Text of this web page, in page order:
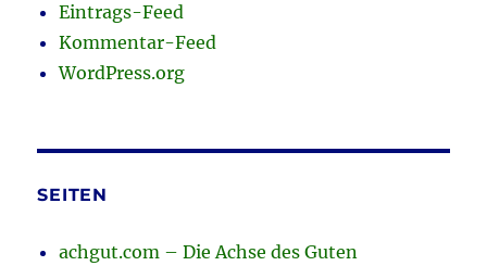
Eintrags-Feed
Kommentar-Feed
WordPress.org
SEITEN
achgut.com – Die Achse des Guten